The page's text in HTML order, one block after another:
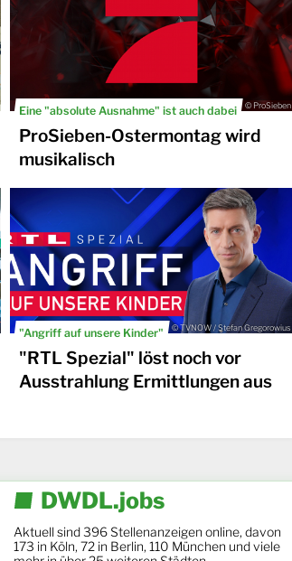
Eine "absolute Ausnahme" ist auch dabei © ProSieben
ProSieben-Ostermontag wird
musikalisch
"Angriff auf unsere Kinder" © TVNOW / Stefan Gregorowius
"RTL Spezial" löst noch vor
Ausstrahlung Ermittlungen aus
DWDL.jobs
Aktuell sind 396 Stellenanzeigen online, davon
173 in Köln, 72 in Berlin, 110 München und viele